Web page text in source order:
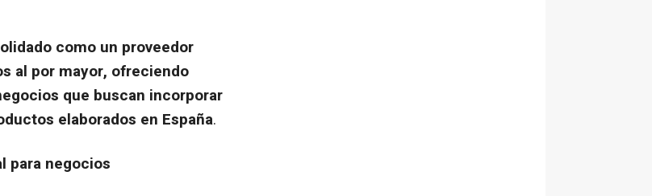
como un proveedor
al por mayor, ofreciendo
que buscan incorporar
elaborados en España.
para negocios